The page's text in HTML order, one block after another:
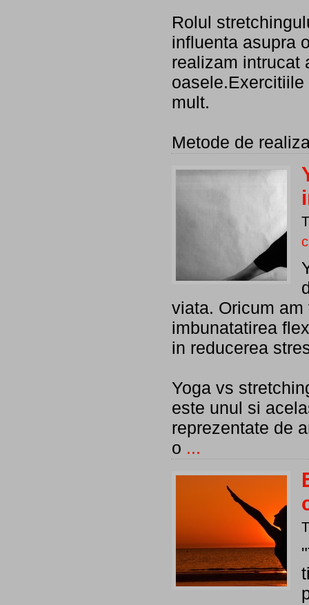
Rolul
influenta asupra
realizam intrucat
mult.
Metode de
viata. Oricum
imbunatatirea
in reducerea
Yoga vs
este unul si
reprezentate de
o ...